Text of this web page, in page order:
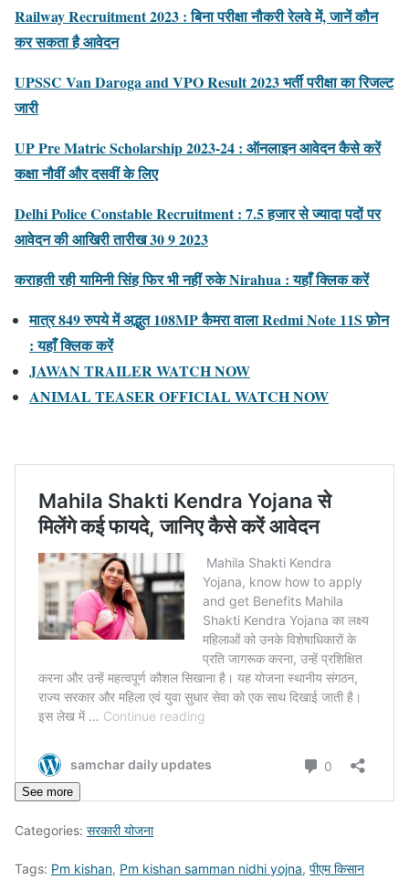
Railway Recruitment 2023 : बिना परीक्षा नौकरी रेलवे में, जानें कौन
कर सकता है आवेदन
UPSSC Van Daroga and VPO Result 2023 भर्ती परीक्षा का रिजल्ट
जारी
UP Pre Matric Scholarship 2023-24 : ऑनलाइन आवेदन कैसे करें
कक्षा नौवीं और दसवीं के लिए
Delhi Police Constable Recruitment : 7.5 हजार से ज्यादा पदों पर
आवेदन की आखिरी तारीख 30 9 2023
कराहती रही यामिनी सिंह फिर भी नहीं रुके Nirahua : यहाँ क्लिक करें
मात्र 849 रुपये में अद्भुत 108MP कैमरा वाला Redmi Note 11S फ़ोन
: यहाँ क्लिक करें
JAWAN TRAILER WATCH NOW
ANIMAL TEASER OFFICIAL WATCH NOW
See more
Categories: सरकारी योजना
Tags: Pm kishan, Pm kishan samman nidhi yojna, पीएम किसान